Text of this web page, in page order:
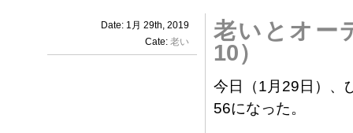
Date: 1月 29th, 2019
Cate: 老い
老いとオー
10）
今日（1月29日）、
56になった。